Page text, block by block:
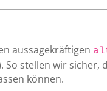
aussagekräftigen
So stellen wir
können.